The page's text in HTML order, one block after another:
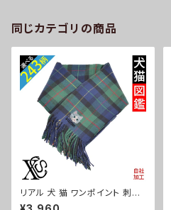
木瓜 蔦 桐 クリスマス ori-aw-
st32-g07-s
同じカテゴリの商品
リアル 犬 猫 ワンポイント 刺繍
チェック ストール 大判 レディー